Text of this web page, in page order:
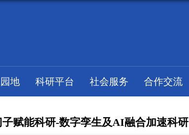
地 科研平台 社会服务 合作交流
子赋能科研-数字孪生及AI融合加速科研